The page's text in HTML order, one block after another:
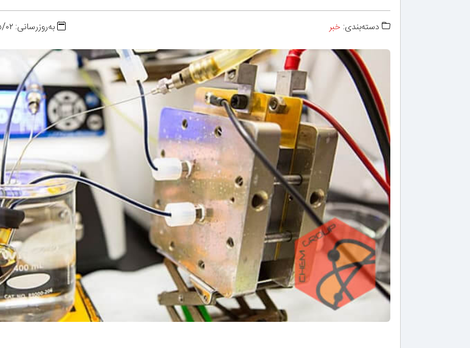
دسته‌بندی: خبر به‌روزرسانی: ۱۳۹۵/۰۵/۰۲